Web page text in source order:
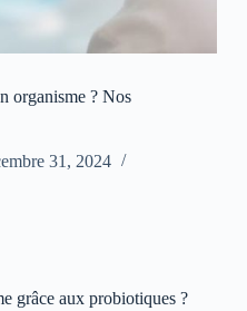
organisme ? Nos
31, 2024
grâce aux probiotiques ?